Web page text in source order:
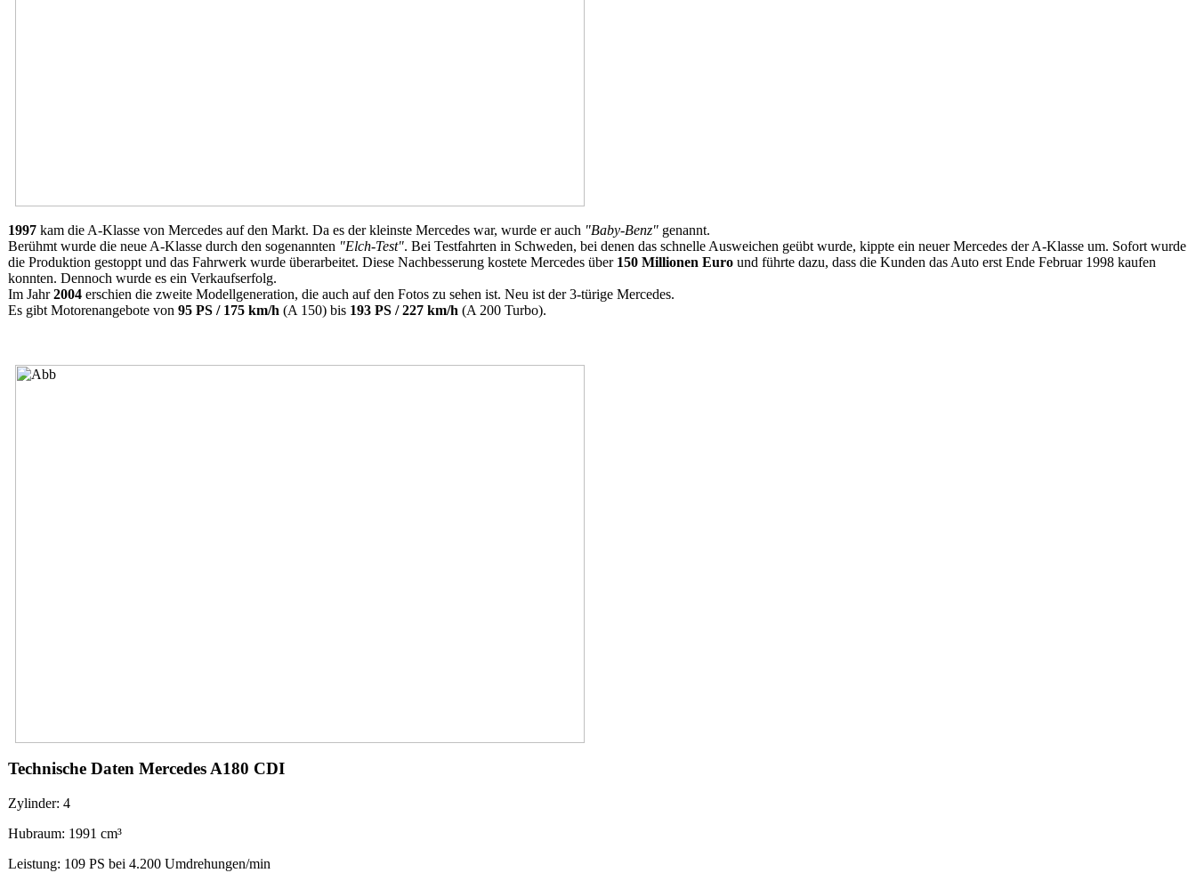
1997 kam die A-Klasse von Mercedes auf den Markt. Da es der kleinste Mercedes war, wurde er auch "Baby-Benz" genannt.
Berühmt wurde die neue A-Klasse durch den sogenannten "Elch-Test". Bei Testfahrten in Schweden, bei denen das schnelle Ausweichen geübt wurde, kippte ein neuer Mercedes der A-Klasse um. Sofort wurde
die Produktion gestoppt und das Fahrwerk wurde überarbeitet. Diese Nachbesserung kostete Mercedes über 150 Millionen Euro und führte dazu, dass die Kunden das Auto erst Ende Februar 1998 kaufen
konnten. Dennoch wurde es ein Verkaufserfolg.
Im Jahr2004 erschien die zweite Modellgeneration, die auch auf den Fotos zu sehen ist. Neu ist der 3-türige Mercedes.
Es gibt Motorenangebote von 95 PS / 175 km/h (A 150) bis 193 PS / 227 km/h (A 200 Turbo).
Technische Daten Mercedes A180 CDI
Zylinder: 4
Hubraum: 1991 cm³
Leistung: 109 PS bei 4.200 Umdrehungen/min